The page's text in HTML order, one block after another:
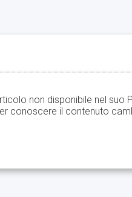
non disponibile nel suo
conoscere il contenuto